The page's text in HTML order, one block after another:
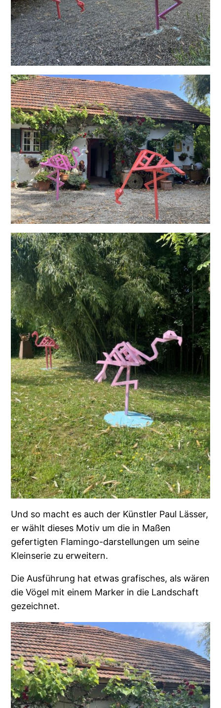
Und so macht es auch der Künstler Paul Lässer,
er wählt dieses Motiv um die in Maßen
gefertigten Flamingo-darstellungen um seine
Kleinserie zu erweitern.
Die Ausführung hat etwas grafisches, als wären
die Vögel mit einem Marker in die Landschaft
gezeichnet.